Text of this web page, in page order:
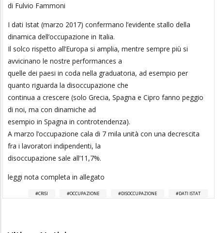
di Fulvio Fammoni
I dati Istat (marzo 2017) confermano l’evidente stallo della
dinamica dell’occupazione in Italia.
Il solco rispetto all’Europa si amplia, mentre sempre più si
avvicinano le nostre performances a
quelle dei paesi in coda nella graduatoria, ad esempio per
quanto riguarda la disoccupazione che
continua a crescere (solo Grecia, Spagna e Cipro fanno peggio
di noi, ma con dinamiche ad
esempio in Spagna in controtendenza).
A marzo l’occupazione cala di 7 mila unità con una decrescita
fra i lavoratori indipendenti, la
disoccupazione sale all’11,7%.
leggi nota completa in allegato
CRISI OCCUPAZIONE DISOCCUPAZIONE DATI ISTAT